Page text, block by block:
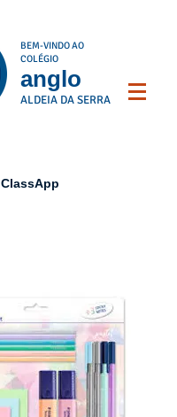
BEM-VINDO AO
COLÉGIO
anglo
ALDEIA DA SERRA
ClassApp